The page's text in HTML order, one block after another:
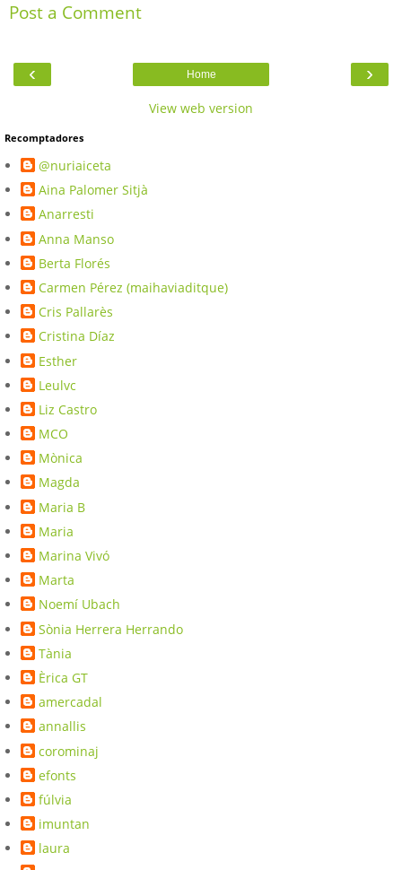
Post a Comment
‹ ›
Home
View web version
Recomptadores
@nuriaiceta
Aina Palomer Sitjà
Anarresti
Anna Manso
Berta Florés
Carmen Pérez (maihaviaditque)
Cris Pallarès
Cristina Díaz
Esther
Leulvc
Liz Castro
MCO
Mònica
Magda
Maria B
Maria
Marina Vivó
Marta
Noemí Ubach
Sònia Herrera Herrando
Tània
Èrica GT
amercadal
annallis
corominaj
efonts
fúlvia
imuntan
laura